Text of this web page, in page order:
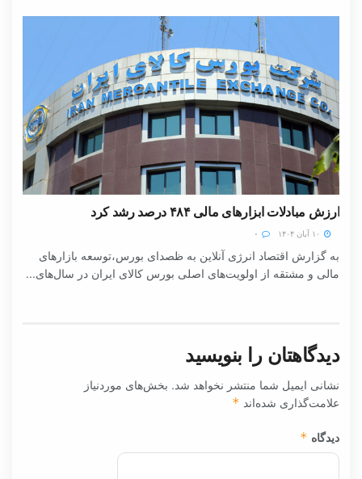
ارزش مبادلات ابزارهای مالی ۴۸۴ درصد رشد کرد
به گزارش اقتصاد انرژی آنلاین به ظصدای بورس،توسعه بازارهای
مالی و مشتقه از اولویت‌های اصلی بورس کالای ایران در سال‌های...
دیدگاهتان را بنویسید
نشانی ایمیل شما منتشر نخواهد شد. بخش‌های موردنیاز
علامت‌گذاری شده‌اند *
دیدگاه *